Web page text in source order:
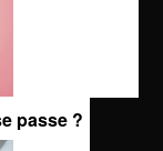
passe ?